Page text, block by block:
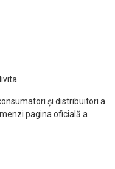
și distribuitori a
pagina oficială a